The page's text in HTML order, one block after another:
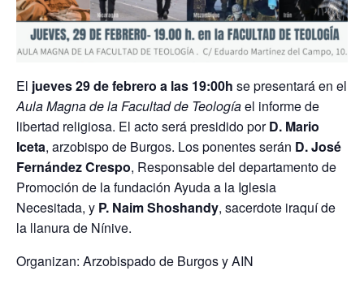
El jueves 29 de febrero a las 19:00h se presentará en el
Aula Magna de la Facultad de Teologíael informe de
libertad religiosa. El acto será presidido porD. Mario
Iceta, arzobispo de Burgos. Los ponentes serán D. José
Fernández Crespo, Responsable del departamento de
Promoción de la fundación Ayuda a la Iglesia
Necesitada, y P. Naim Shoshandy, sacerdote iraquí de
la llanura de Nínive.
Organizan: Arzobispado de Burgos y AIN